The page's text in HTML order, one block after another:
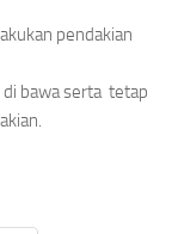
pendakian
bawa serta tetap